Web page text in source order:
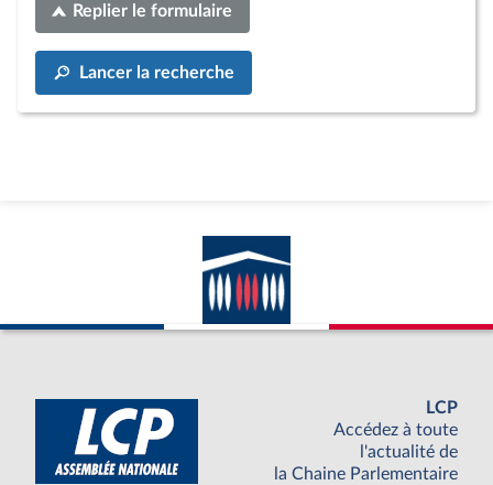
Replier le formulaire
Lancer la recherche
LCP
Accédez à toute
l'actualité de
la Chaine Parlementaire